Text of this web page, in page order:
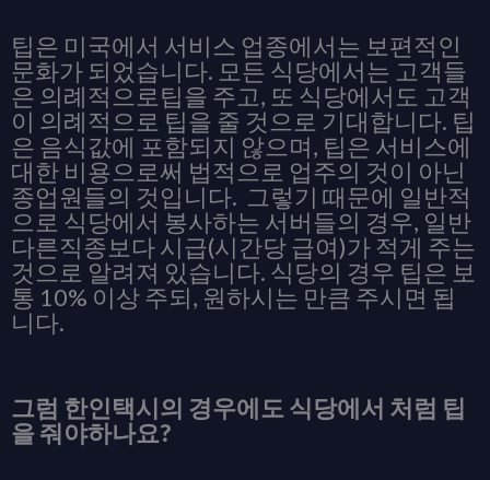
팁은 미국에서 서비스 업종에서는 보편적인
문화가 되었습니다. 모든 식당에서는 고객들
은 의례적으로팁을 주고, 또 식당에서도 고객
이 의례적으로 팁을 줄 것으로 기대합니다. 팁
은 음식값에 포함되지 않으며, 팁은 서비스에
대한 비용으로써 법적으로 업주의 것이 아닌
종업원들의 것입니다. 그렇기 때문에 일반적
으로 식당에서 봉사하는 서버들의 경우, 일반
다른직종보다 시급(시간당 급여)가 적게 주는
것으로 알려져 있습니다. 식당의 경우 팁은 보
통 10% 이상 주되, 원하시는 만큼 주시면 됩
니다.
그럼 한인택시의 경우에도 식당에서 처럼 팁
을 줘야하나요?